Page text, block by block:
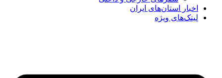
اخبار استان‌های ایران
لینک‌های ویژه